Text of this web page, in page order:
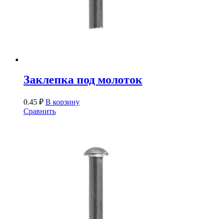
Заклепка под молоток
0.45 ₽ В корзину
Сравнить